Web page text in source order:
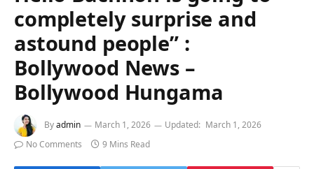
completely surprise and
astound people” :
Bollywood News –
Bollywood Hungama
Byadmin March 1, 2026 Updated: March 1, 2026
No Comments
9 Mins Read